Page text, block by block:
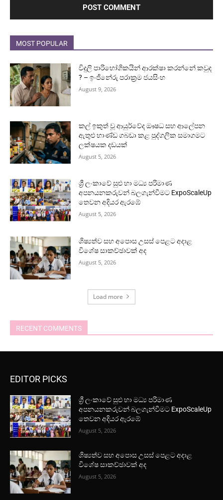
MOST POPULAR
විදුලි පාරිභෝගිකයින් ආරක්ෂා කරන්නේ කවුද
? – ඉංජිනේරු පරාක්‍රම ජයසිංහ
August 9, 2026
කල් ඉකුත් වූ ආයුර්වේද ඖෂධ සහ ආලේපන
ඇතුළු භාණ්ඩ ගබඩා කළ පුද්ගලික සමාගමට
ලක්ෂයක දඩයක්
August 5, 2026
ශ්‍රී ලංකාවේ සුළු හා මධ්‍ය පරිමාණ
අපනයනකරුවන් බලගැන්වීමට ExpoScaleUp
තෙවන අදියර ඇරඹේ
August 5, 2026
ශිෂ්‍යත්ව සහ අපොස උසස් පෙළට අදාළ
විශේෂ සාකච්ඡාවක් අද
August 5, 2026
Load more
RECENT COMMENTS
EDITOR PICKS
ශ්‍රී ලංකාවේ සුළු හා මධ්‍ය පරිමාණ
අපනයනකරුවන් බලගැන්වීමට ExpoScaleUp
තෙවන අදියර ඇරඹේ
August 5, 2026
ශිෂ්‍යත්ව සහ අපොස උසස් පෙළට අදාළ
විශේෂ සාකච්ඡාවක් අද
August 5, 2026